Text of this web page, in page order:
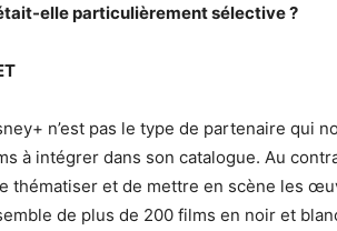
elle particulièrement sélective ?
n’est pas le type de partenaire qui
à intégrer dans son catalogue. Au
thématiser et de mettre en scène les
de plus de 200 films en noir et